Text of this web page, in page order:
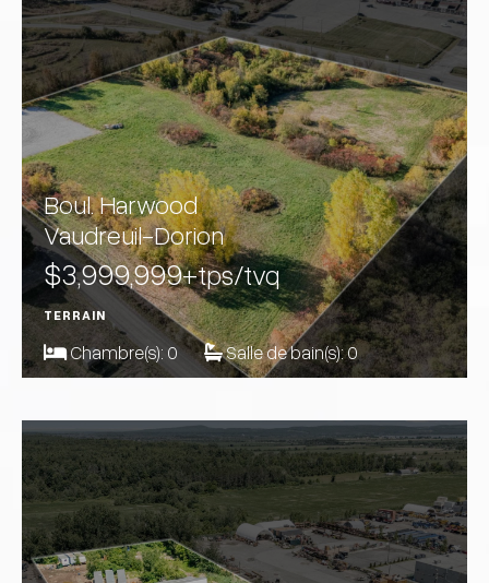
Boul. Harwood
Vaudreuil-Dorion
$3,999,999+tps/tvq
TERRAIN
Chambre(s): 0 Salle de bain(s):0